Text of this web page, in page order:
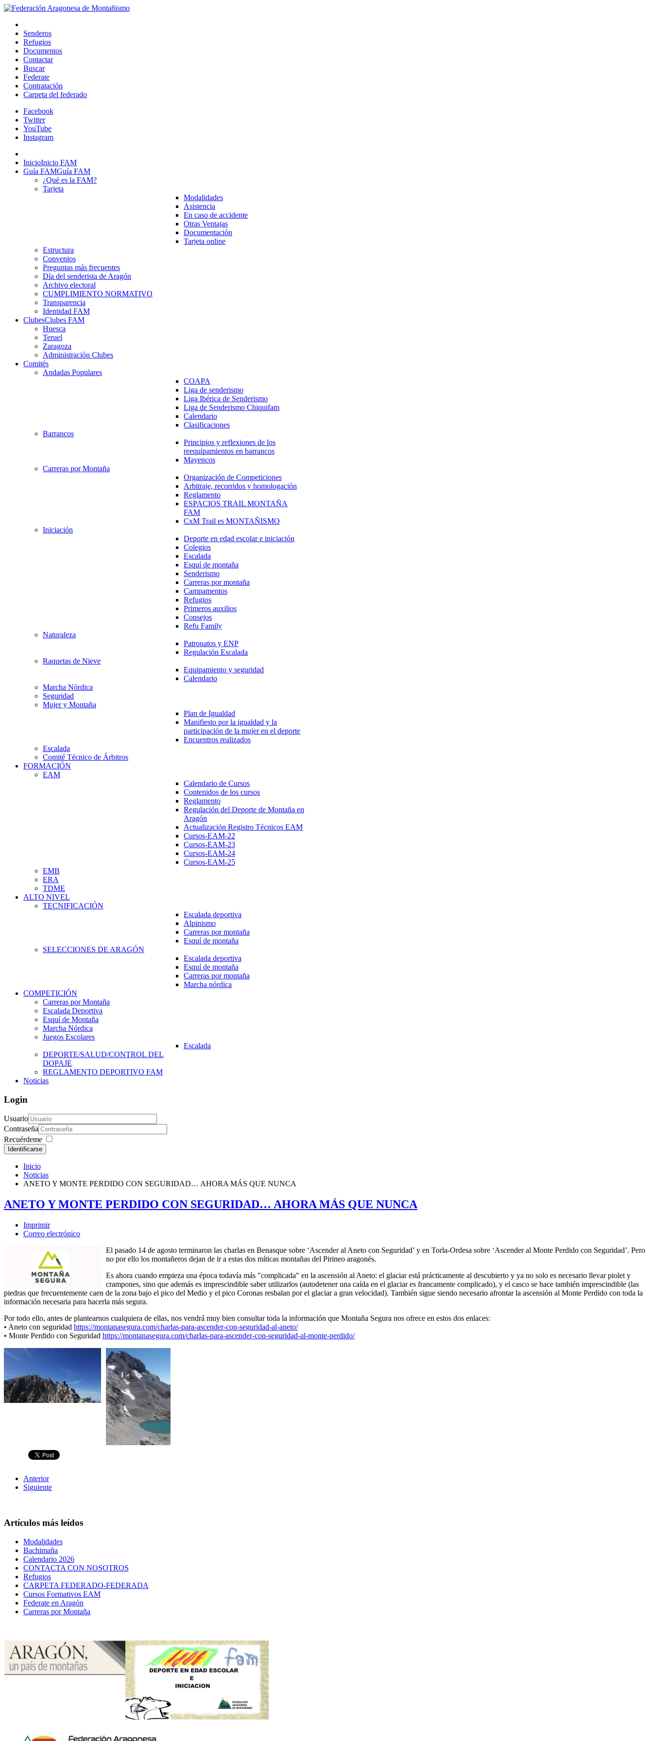
Senderos
Refugios
Documentos
Contactar
Buscar
Federate
Contratación
Carpeta del federado
Facebook
Twitter
YouTube
Instagram
InicioInicio FAM
Guía FAMGuía FAM
¿Qué es la FAM?
Tarjeta
Modalidades
Asistencia
En caso de accidente
Otras Ventajas
Documentación
Tarjeta online
Estructura
Convenios
Preguntas más frecuentes
Día del senderista de Aragón
Archivo electoral
CUMPLIMIENTO NORMATIVO
Transparencia
Identidad FAM
ClubesClubes FAM
Huesca
Teruel
Zaragoza
Administración Clubes
Comités
Andadas Populares
COAPA
Liga de senderismo
Liga Ibérica de Senderismo
Liga de Senderismo Chiquifam
Calendario
Clasificaciones
Barrancos
Principios y reflexiones de los
reequipamientos en barrancos
Mayencos
Carreras por Montaña
Organización de Competiciones
Arbitraje, recorridos y homologación
Reglamento
ESPACIOS TRAIL MONTAÑA
FAM
CxM Trail es MONTAÑISMO
Iniciación
Deporte en edad escolar e iniciación
Colegios
Escalada
Esquí de montaña
Senderismo
Carreras por montaña
Campamentos
Refugios
Primeros auxilios
Consejos
Refu Family
Naturaleza
Patronatos y ENP
Regulación Escalada
Raquetas de Nieve
Equipamiento y seguridad
Calendario
Marcha Nórdica
Seguridad
Mujer y Montaña
Plan de Igualdad
Manifiesto por la igualdad y la
participación de la mujer en el deporte
Encuentros realizados
Escalada
Comité Técnico de Árbitros
FORMACIÓN
EAM
Calendario de Cursos
Contenidos de los cursos
Reglamento
Regulación del Deporte de Montaña en
Aragón
Actualización Registro Técnicos EAM
Cursos-EAM-22
Cursos-EAM-23
Cursos-EAM-24
Cursos-EAM-25
EMB
ERA
TDME
ALTO NIVEL
TECNIFICACIÓN
Escalada deportiva
Alpinismo
Carreras por montaña
Esquí de montaña
SELECCIONES DE ARAGÓN
Escalada deportiva
Esquí de montaña
Carreras por montaña
Marcha nórdica
COMPETICIÓN
Carreras por Montaña
Escalada Deportiva
Esquí de Montaña
Marcha Nórdica
Juegos Escolares
Escalada
DEPORTE/SALUD/CONTROL DEL
DOPAJE
REGLAMENTO DEPORTIVO FAM
Noticias
Login
Usuario
Contraseña
Recuérdeme
Identificarse
Inicio
Noticias
ANETO Y MONTE PERDIDO CON SEGURIDAD… AHORA MÁS QUE NUNCA
ANETO Y MONTE PERDIDO CON SEGURIDAD… AHORA MÁS QUE NUNCA
Imprimir
Correo electrónico
El pasado 14 de agosto terminaron las charlas en Benasque sobre ‘Ascender al Aneto con Seguridad’ y en Torla-Ordesa sobre ‘Ascender al Monte Perdido con Seguridad’. Pero
no por ello los montañeros dejan de ir a estas dos míticas montañas del Pirineo aragonés.
Es ahora cuando empieza una época todavía más "complicada" en la ascensión al Aneto: el glaciar está prácticamente al descubierto y ya no solo es necesario llevar piolet y
crampones, sino que además es imprescindible saber utilizarlos (autodetener una caída en el glaciar es francamente complicado), y el casco se hace también imprescindible (las
piedras que frecuentemente caen de la zona bajo el pico del Medio y el pico Coronas resbalan por el glaciar a gran velocidad). También sigue siendo necesario afrontar la ascensión al Monte Perdido con toda la
información necesaria para hacerla más segura.
Por todo ello, antes de plantearnos cualquiera de ellas, nos vendrá muy bien consultar toda la información que Montaña Segura nos ofrece en estos dos enlaces:
• Aneto con seguridad https://montanasegura.com/charlas-para-ascender-con-seguridad-al-aneto/
• Monte Perdido con Seguridad https://montanasegura.com/charlas-para-ascender-con-seguridad-al-monte-perdido/
Anterior
Siguiente
Artículos más leídos
Modalidades
Bachimaña
Calendario 2026
CONTACTA CON NOSOTROS
Refugios
CARPETA FEDERADO-FEDERADA
Cursos Formativos EAM
Federate en Aragón
Carreras por Montaña